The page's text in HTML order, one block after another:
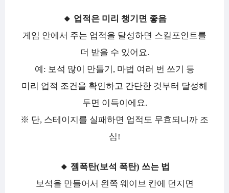
🔸 업적은 미리 챙기면 좋음
게임 안에서 주는 업적을 달성하면 스킬포인트를
더 받을 수 있어요.
예: 보석 많이 만들기, 마법 여러 번 쓰기 등
미리 업적 조건을 확인하고 간단한 것부터 달성해
두면 이득이에요.
※ 단, 스테이지를 실패하면 업적도 무효되니까 조
심!
🔸 젬폭탄(보석 폭탄) 쓰는 법
보석을 만들어서 왼쪽 웨이브 칸에 던지면